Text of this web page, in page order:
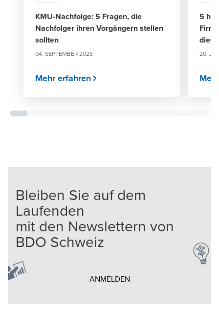
KMU-Nachfolge: 5 Fragen, die
Nachfolger ihren Vorgängern stellen
sollten
04. SEPTEMBER 2025
Mehr erfahren
5
20.
Bleiben Sie auf dem
Laufenden
mit den Newslettern von
BDO Schweiz
ANMELDENOpens in a new window/